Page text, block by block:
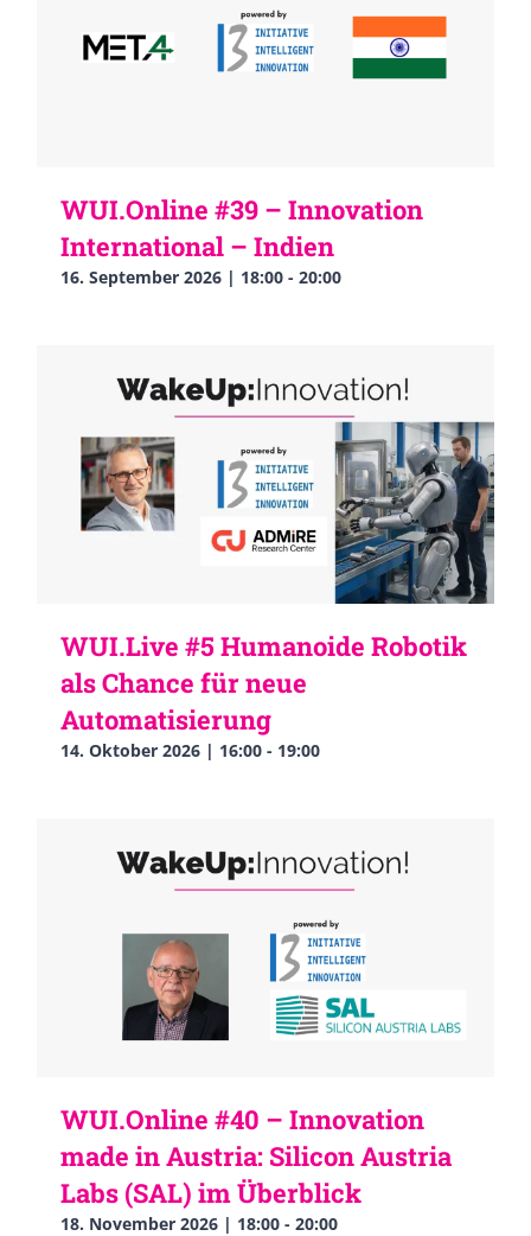
WUI.Online #39 – Innovation
International – Indien
16. September 2026 | 18:00 - 20:00
WUI.Live #5 Humanoide Robotik
als Chance für neue
Automatisierung
14. Oktober 2026 | 16:00 - 19:00
WUI.Online #40 – Innovation
made in Austria: Silicon Austria
Labs (SAL) im Überblick
18. November 2026 | 18:00 - 20:00